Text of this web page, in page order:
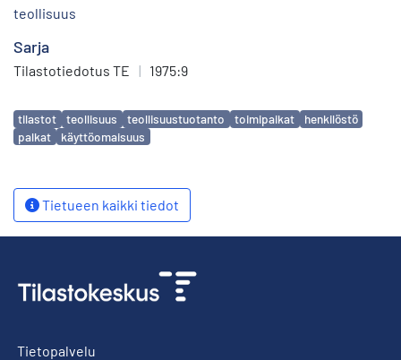
teollisuus
Sarja
Tilastotiedotus TE | 1975:9
Avainsanat
tilastot teollisuus teollisuustuotanto toimipaikat
henkilöstö
palkat
käyttöomaisuus
Tietueen kaikki tiedot
Tietopalvelu